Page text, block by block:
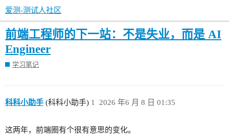
爱测-测试人社区
前端工程师的下一站：不是失业，而是 AI
Engineer
学习笔记
科科小助手 (科科小助手) 2026 年6 月 8 日 01:35
1
这两年，前端圈有个很有意思的变化。